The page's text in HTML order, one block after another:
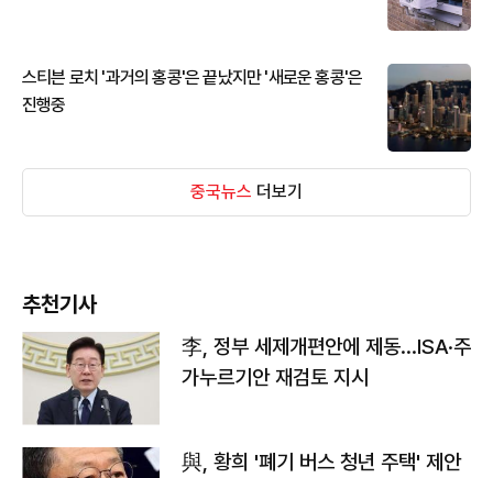
스티븐 로치 '과거의 홍콩'은 끝났지만 '새로운 홍콩'은
진행중
중국뉴스 더보기
추천기사
李, 정부 세제개편안에 제동…ISA·주
가누르기안 재검토 지시
與, 황희 '폐기 버스 청년 주택' 제안